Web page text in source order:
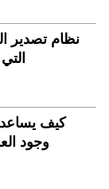
نظام تصدير
وجود